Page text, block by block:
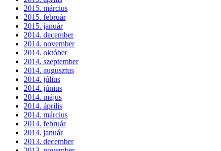
2015. március
2015. február
2015. január
2014. december
2014. november
2014. október
2014. szeptember
2014. augusztus
2014. július
2014. június
2014. május
2014. április
2014. március
2014. február
2014. január
2013. december